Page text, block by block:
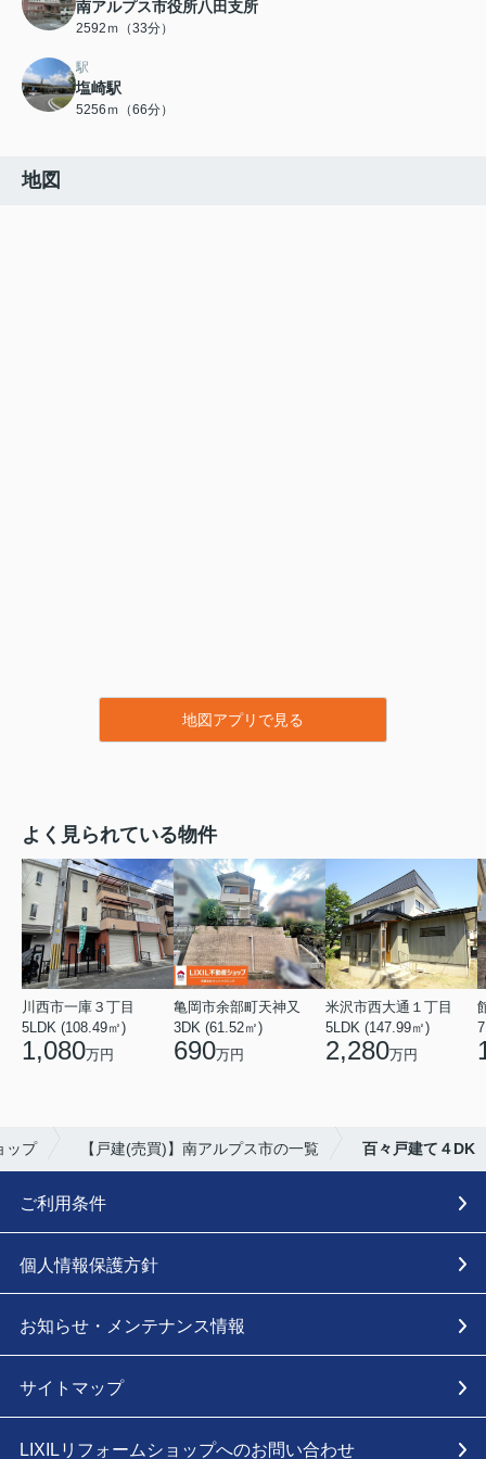
南アルプス市役所八田支所
2592ｍ（33分）
駅
塩崎駅
5256ｍ（66分）
地図
地図アプリで見る
よく見られている物件
川西市一庫３丁目
5LDK (108.49㎡)
1,080万円
亀岡市余部町天神又
3DK (61.52㎡)
690万円
米沢市西大通１丁目
5LDK (147.99㎡)
2,280万円
ップ 【戸建(売買)】南アルプス市の一覧 百々戸建て４DK
ご利用条件
個人情報保護方針
お知らせ・メンテナンス情報
サイトマップ
LIXILリフォームショップへのお問い合わせ